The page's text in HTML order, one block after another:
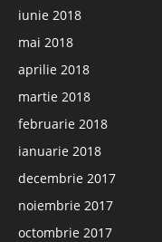
iunie 2018
mai 2018
aprilie 2018
martie 2018
februarie 2018
ianuarie 2018
decembrie 2017
noiembrie 2017
octombrie 2017